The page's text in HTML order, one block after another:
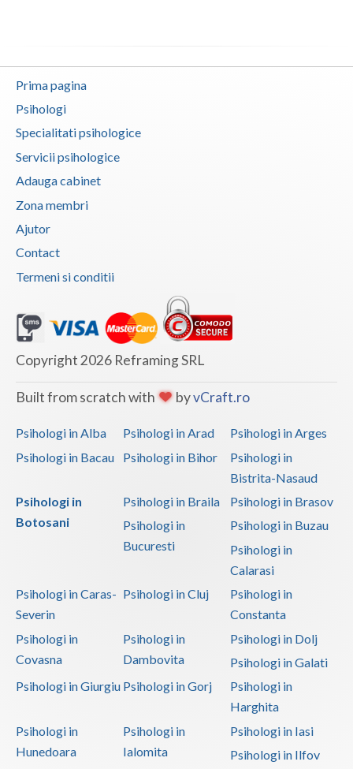
Consiliere psihologica pentru dezvoltare
personala
Consiliere psihologica privind orientarea in
Petrariu Adriana modificat profilul
9 Septembrie 2020, 18:19
Ora deschidere
11:00:00
Puncte de reper / alte informatii
Cabinet Individual de Psihologie -
Petrariu Adrian a actualizat profilul
Cabinet Individual de Psihologie -
Petrariu Adrian a actualizat profilul
7 Ianuarie 2016, 12:14
Cabinet Individual de Psihologie -
7 Ianuarie 2016, 12:14
Prima pagina
Psihologi
Specialitati psihologice
Servicii psihologice
Adauga cabinet
Zona membri
Ajutor
Contact
Termeni si conditii
Copyright 2026 Reframing SRL
Built from scratch with byvCraft.ro
Psihologi in Alba Psihologi in Arad
Psihologi in Arges
Psihologi in Bacau
Psihologi in Bihor
Psihologi in
Bistrita-Nasaud
Psihologi in
Botosani
Psihologi in Braila
Psihologi in Brasov
Psihologi in
Bucuresti
Psihologi in Buzau
Psihologi in
Calarasi
Psihologi in Caras-
Severin
Psihologi in Cluj
Psihologi in
Constanta
Psihologi in
Covasna
Psihologi in
Dambovita
Psihologi in Dolj
Psihologi in Galati
Psihologi in Giurgiu Psihologi in Gorj
Psihologi in
Harghita
Psihologi in
Hunedoara
Psihologi in
Ialomita
Psihologi in Iasi
Psihologi in Ilfov